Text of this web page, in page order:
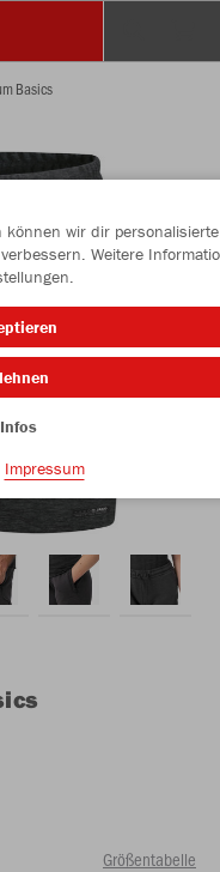
Basics
Größentabelle
wir dir personalisierte
Weitere
Impressum